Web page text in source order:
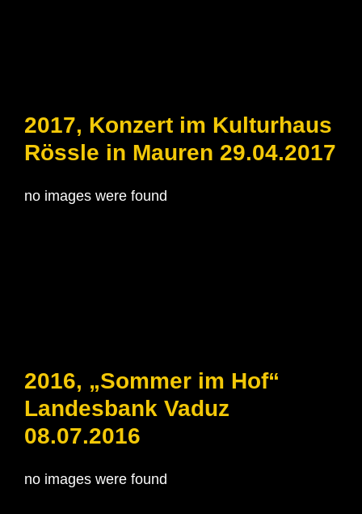
2017, Konzert im Kulturhaus
Rössle in Mauren 29.04.2017
no images were found
2016, „Sommer im Hof“
Landesbank Vaduz
08.07.2016
no images were found